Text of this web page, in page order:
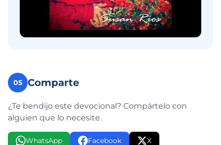
05 Comparte
¿Te bendijo este devocional? Compártelo con
alguien que lo necesite.
WhatsApp Facebook X